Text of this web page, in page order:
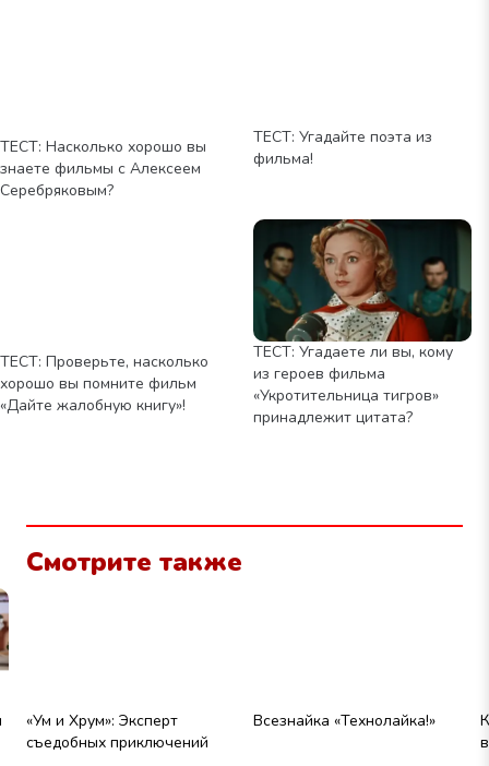
ТЕСТ: Насколько хорошо вы
знаете фильмы с Алексеем
Серебряковым?
ТЕСТ: Угадайте поэта из
фильма!
ТЕСТ: Проверьте, насколько
хорошо вы помните фильм
«Дайте жалобную книгу»!
ТЕСТ: Угадаете ли вы, кому
из героев фильма
«Укротительница тигров»
принадлежит цитата?
Смотрите также
«Ум и Хрум»: Эксперт
съедобных приключений
Всезнайка «Технолайка!»